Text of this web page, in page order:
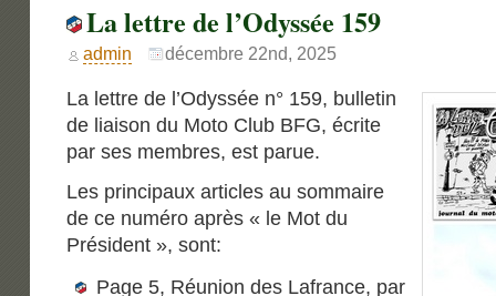
édition
pour
La lettre de l’Odyssée 159
admin décembre 22nd, 2025
La lettre de l’Odyssée n° 159, bulletin
de liaison du Moto Club BFG, écrite
par ses membres, est parue.
Les principaux articles au sommaire
de ce numéro après « le Mot du
Président », sont:
Page 5, Réunion des Lafrance, par